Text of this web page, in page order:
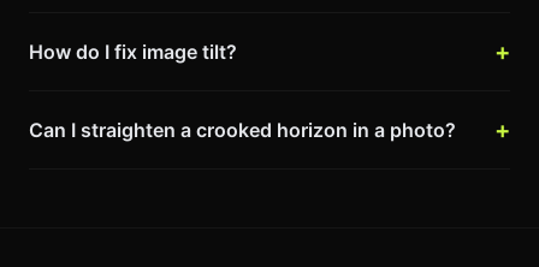
How do I fix image tilt?
Can I straighten a crooked horizon in a photo?